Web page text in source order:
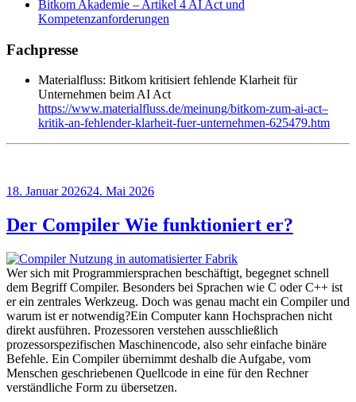
Bitkom Akademie – Artikel 4 AI Act und
Kompetenzanforderungen
Fachpresse
Materialfluss: Bitkom kritisiert fehlende Klarheit für
Unternehmen beim AI Act
https://www.materialfluss.de/meinung/bitkom-zum-ai-act–
kritik-an-fehlender-klarheit-fuer-unternehmen-625479.htm
Veröffentlicht
18. Januar 202624. Mai 2026
Der Compiler Wie funktioniert er?
Wer sich mit Programmiersprachen beschäftigt, begegnet schnell
dem Begriff Compiler. Besonders bei Sprachen wie C oder C++ ist
er ein zentrales Werkzeug. Doch was genau macht ein Compiler und
warum ist er notwendig?Ein Computer kann Hochsprachen nicht
direkt ausführen. Prozessoren verstehen ausschließlich
prozessorspezifischen Maschinencode, also sehr einfache binäre
Befehle. Ein Compiler übernimmt deshalb die Aufgabe, vom
Menschen geschriebenen Quellcode in eine für den Rechner
verständliche Form zu übersetzen.